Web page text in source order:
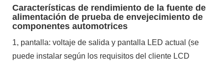
Características de rendimiento de la fuente de
alimentación de prueba de envejecimiento de
componentes automotrices
1, pantalla: voltaje de salida y pantalla LED actual (se
puede instalar según los requisitos del cliente LCD